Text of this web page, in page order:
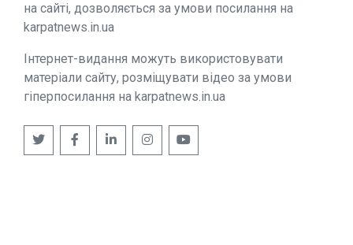
на сайті, дозволяється за умови посилання на
karpatnews.in.ua
Інтернет-видання можуть використовувати
матеріали сайту, розміщувати відео за умови
гіперпосилання на karpatnews.in.ua